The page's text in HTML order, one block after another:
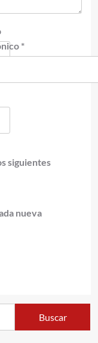
*
siguientes
nueva